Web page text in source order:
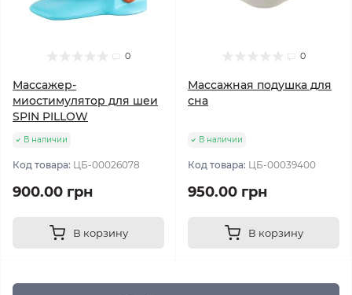
0
Массажер-
миостимулятор для шеи
SPIN PILLOW
В наличии
Код товара: ЦБ-00026078
900.00 грн
В корзину
0
Массажная подушка для
сна
В наличии
Код товара: ЦБ-00039400
950.00 грн
В корзину